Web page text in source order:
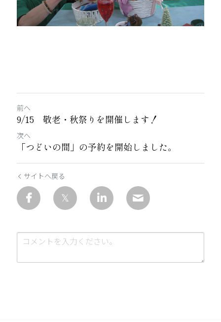
前へ
9/15 敬老・秋祭りを開催します！
次へ
「つどいの間」の予約を開始しました。
サイトへ戻る